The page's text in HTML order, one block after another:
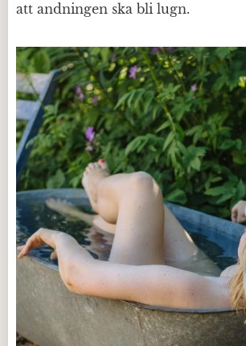
att andningen ska bli lugn.